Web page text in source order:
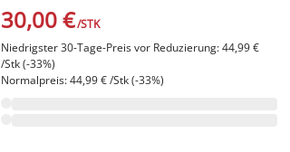
30,00 €/STK
Niedrigster 30-Tage-Preis vor Reduzierung: 44,99 €
/Stk (-33%)
Normalpreis: 44,99 € /Stk (-33%)